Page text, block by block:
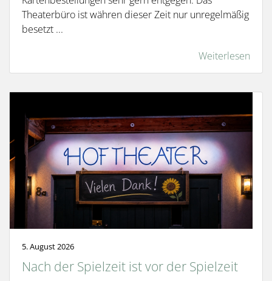
Theaterbüro ist währen dieser Zeit nur unregelmäßig
besetzt ...
Weiterlesen
5. August 2026
Nach der Spielzeit ist vor der Spielzeit